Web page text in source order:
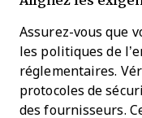
Assurez-vous que
les politiques de
réglementaires.
protocoles de
des fournisseurs.